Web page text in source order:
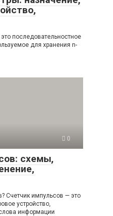
это последовательностное
для хранения n-
0
схемы,
Счетчик импульсов — это
устройство,
информации